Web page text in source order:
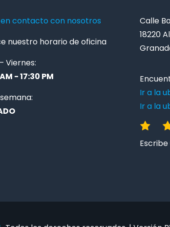
contacto con nosotros
nuestro horario de oficina
Viernes:
- 17:30 PM
Calle
18220
Ir a la
Ir a la